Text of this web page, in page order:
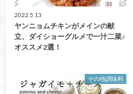
2022.5.13
ヤンニョムチキンがメインの献
立、ダイショーグルメで一汁二菜♪
オススメ2選！
その他調味料